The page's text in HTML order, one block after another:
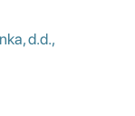
d.d.,